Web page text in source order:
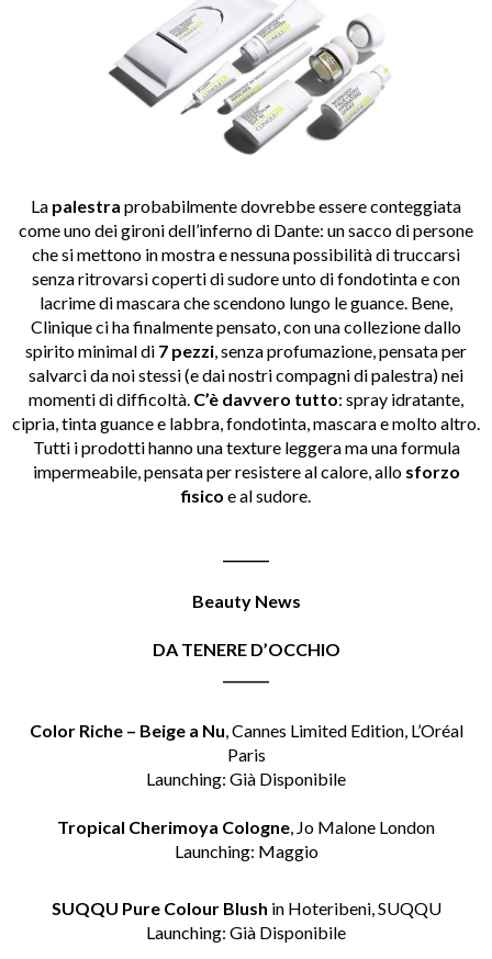
La palestra probabilmente dovrebbe essere conteggiata
come uno dei gironi dell’inferno di Dante: un sacco di persone
che si mettono in mostra e nessuna possibilità di truccarsi
senza ritrovarsi coperti di sudore unto di fondotinta e con
lacrime di mascara che scendono lungo le guance. Bene,
Clinique ci ha finalmente pensato, con una collezione dallo
spirito minimal di 7 pezzi, senza profumazione, pensata per
salvarci da noi stessi (e dai nostri compagni di palestra) nei
momenti di difficoltà. C’è davvero tutto: spray idratante,
cipria, tinta guance e labbra, fondotinta, mascara e molto altro.
Tutti i prodotti hanno una texture leggera ma una formula
impermeabile, pensata per resistere al calore, allo sforzo
fisico e al sudore.
Beauty News
DA TENERE D’OCCHIO
Color Riche – Beige a Nu, Cannes Limited Edition, L’Oréal
Paris
Launching: Già Disponibile
Tropical Cherimoya Cologne, Jo Malone London
Launching: Maggio
SUQQU Pure Colour Blush in Hoteribeni, SUQQU
Launching: Già Disponibile